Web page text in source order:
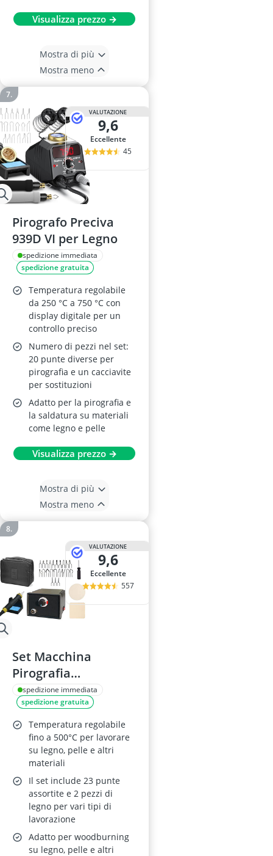
Visualizza prezzo →
Mostra di più
Mostra meno
VALUTAZIONE
9,6
Eccellente
45
Pirografo Preciva
939D VI per Legno
spedizione immediata
spedizione gratuita
Temperatura regolabile
da 250 °C a 750 °C con
display digitale per un
controllo preciso
Numero di pezzi nel set:
20 punte diverse per
pirografia e un cacciavite
per sostituzioni
Adatto per la pirografia e
la saldatura su materiali
come legno e pelle
Visualizza prezzo →
Mostra di più
Mostra meno
VALUTAZIONE
9,6
Eccellente
557
Set Macchina
Pirografia
Professionale con 23
Punte
spedizione immediata
spedizione gratuita
Temperatura regolabile
fino a 500°C per lavorare
su legno, pelle e altri
materiali
Il set include 23 punte
assortite e 2 pezzi di
legno per vari tipi di
lavorazione
Adatto per woodburning
su legno, pelle e altri